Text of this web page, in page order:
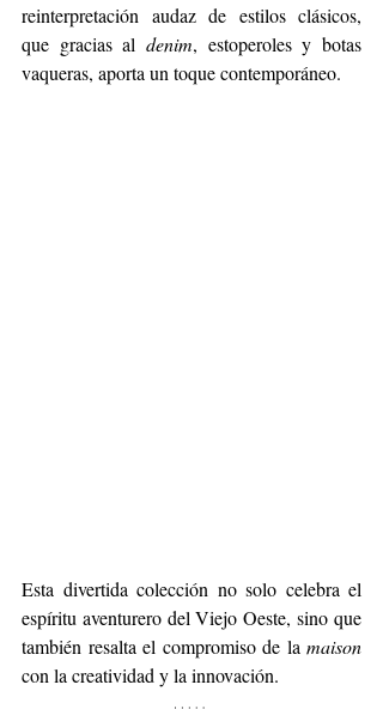
reinterpretación audaz de estilos clásicos,
que gracias al denim, estoperoles y botas
vaqueras, aporta un toque contemporáneo.
Esta divertida colección no solo celebra el
espíritu aventurero del Viejo Oeste, sino que
también resalta el compromiso de la maison
con la creatividad y la innovación.